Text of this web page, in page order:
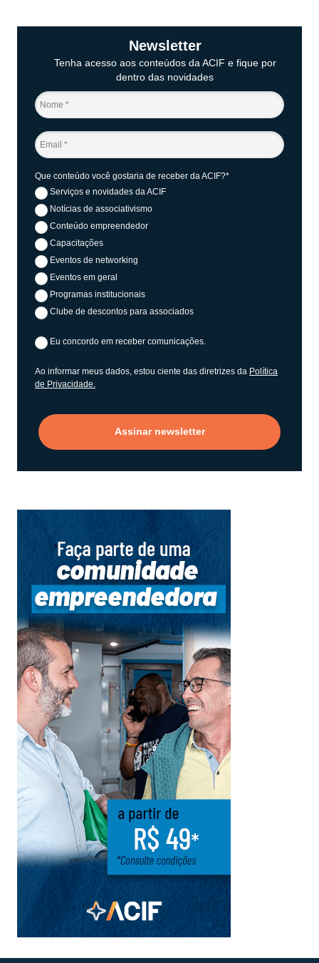
Newsletter
Tenha acesso aos conteúdos da ACIF e fique por
dentro das novidades
Que conteúdo você gostaria de receber da ACIF?*
Serviços e novidades da ACIF
Notícias de associativismo
Conteúdo empreendedor
Capacitações
Eventos de networking
Eventos em geral
Programas institucionais
Clube de descontos para associados
Eu concordo em receber comunicações.
Ao informar meus dados, estou ciente das diretrizes da Política
de Privacidade.
Assinar newsletter